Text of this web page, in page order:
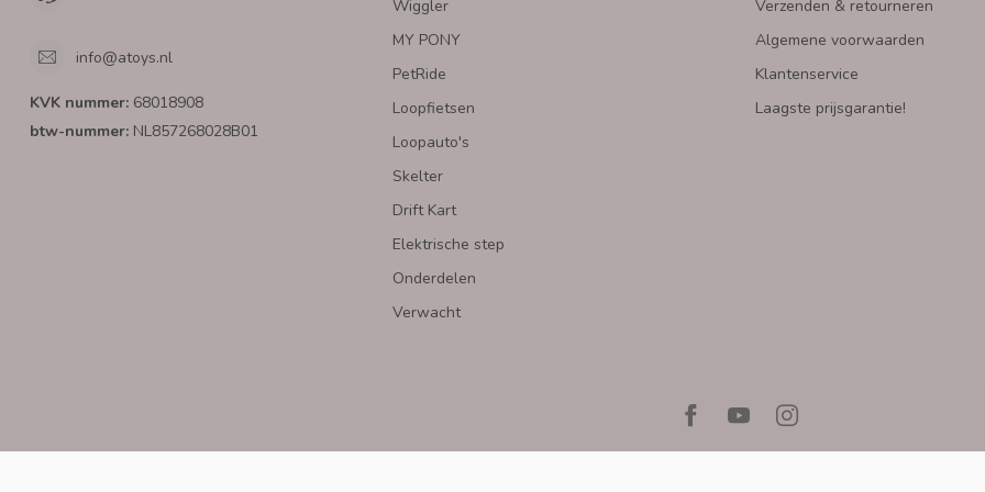
info@atoys.nl
KVK nummer: 68018908
btw-nummer: NL857268028B01
Wiggler
MY PONY
PetRide
Loopfietsen
Loopauto's
Skelter
Drift Kart
Elektrische step
Onderdelen
Verwacht
Verzenden & retourneren
Algemene voorwaarden
Klantenservice
Laagste prijsgarantie!